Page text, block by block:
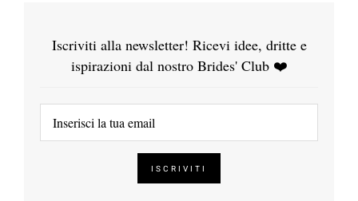
Iscriviti alla newsletter! Ricevi idee, dritte e
ispirazioni dal nostro Brides' Club ❤️